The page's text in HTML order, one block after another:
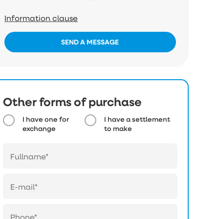
Information clause
SEND A MESSAGE
Other forms of purchase
I have one for
exchange
I have a settlement
to make